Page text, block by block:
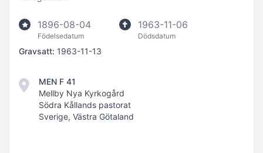
1896-08-04
Födelsedatum
1963-11-06
Dödsdatum
Gravsatt: 1963-11-13
MEN F 41
Mellby Nya Kyrkogård
Södra Kållands pastorat
Sverige, Västra Götaland